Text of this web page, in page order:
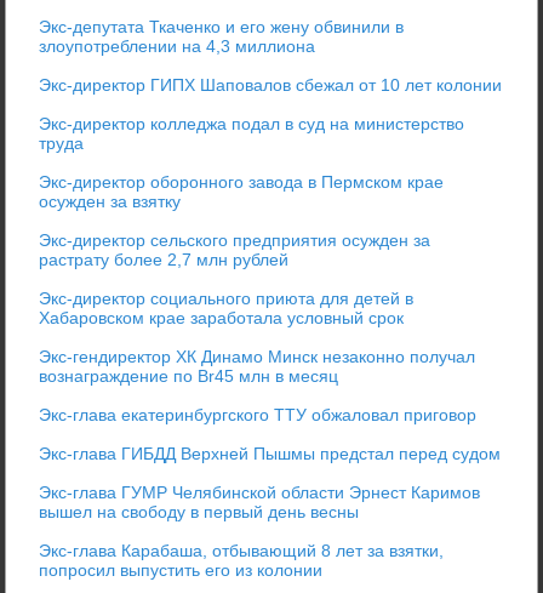
Экс-депутата Ткаченко и его жену обвинили в
злоупотреблении на 4,3 миллиона
Экс-директор ГИПХ Шаповалов сбежал от 10 лет колонии
Экс-директор колледжа подал в суд на министерство
труда
Экс-директор оборонного завода в Пермском крае
осужден за взятку
Экс-директор сельского предприятия осужден за
растрату более 2,7 млн рублей
Экс-директор социального приюта для детей в
Хабаровском крае заработала условный срок
Экс-гендиректор ХК Динамо Минск незаконно получал
вознаграждение по Br45 млн в месяц
Экс-глава екатеринбургского ТТУ обжаловал приговор
Экс-глава ГИБДД Верхней Пышмы предстал перед судом
Экс-глава ГУМР Челябинской области Эрнест Каримов
вышел на свободу в первый день весны
Экс-глава Карабаша, отбывающий 8 лет за взятки,
попросил выпустить его из колонии